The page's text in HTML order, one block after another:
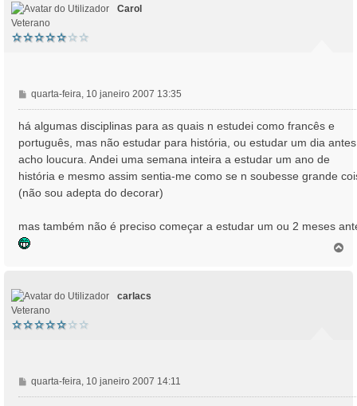
Carol
Veterano
M
e
n
g
e
m
quarta-feira, 10 janeiro 2007 13:35
há algumas disciplinas para as quais n estudei como francês e
português, mas não estudar para história, ou estudar um dia antes
acho loucura. Andei uma semana inteira a estudar um ano de
história e mesmo assim sentia-me como se n soubesse grande
(não sou adepta do decorar)
mas também não é preciso começar a estudar um ou 2 meses
carlacs
Veterano
M
e
quarta-feira, 10 janeiro 2007 14:11